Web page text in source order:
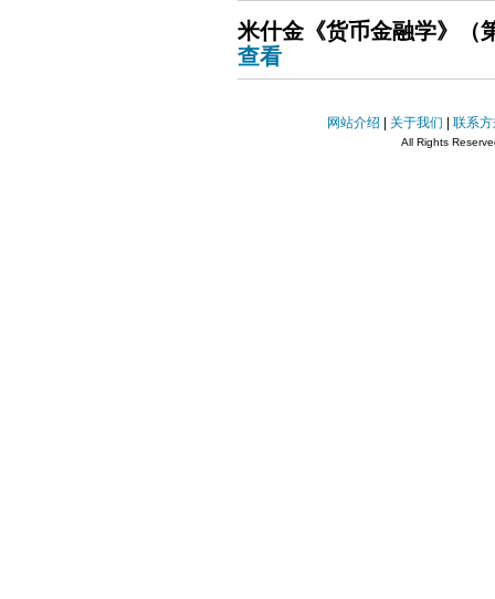
米什金《货币金融学》（
查看
网站介绍 关于我们 联系方
All Rights